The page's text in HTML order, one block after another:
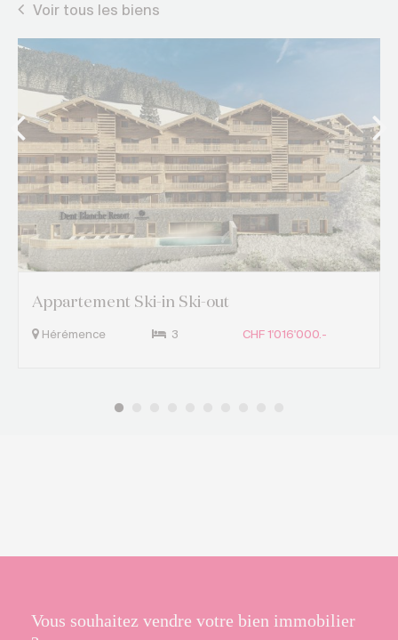
Voir tous les biens
Appartement Ski-in Ski-out
Hérémence 3 CHF 1'016'000.-
Vous souhaitez vendre votre bien immobilier